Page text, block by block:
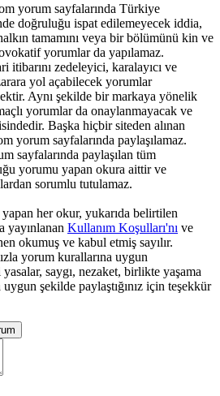
yorum sayfalarında Türkiye
doğruluğu ispat edilemeyecek iddia,
tamamını veya bir bölümünü kin ve
yorumlar da yapılamaz.
itibarını zedeleyici, karalayıcı ve
yol açabilecek yorumlar
Aynı şekilde bir markaya yönelik
yorumlar da onaylanmayacak ve
Başka hiçbir siteden alınan
yorum sayfalarında paylaşılamaz.
sayfalarında paylaşılan tüm
yorumu yapan okura aittir ve
sorumlu tutulamaz.
her okur, yukarıda belirtilen
yayınlanan Kullanım Koşulları'nı ve
okumuş ve kabul etmiş sayılır.
yorum kurallarına uygun
saygı, nezaket, birlikte yaşama
şekilde paylaştığınız için teşekkür